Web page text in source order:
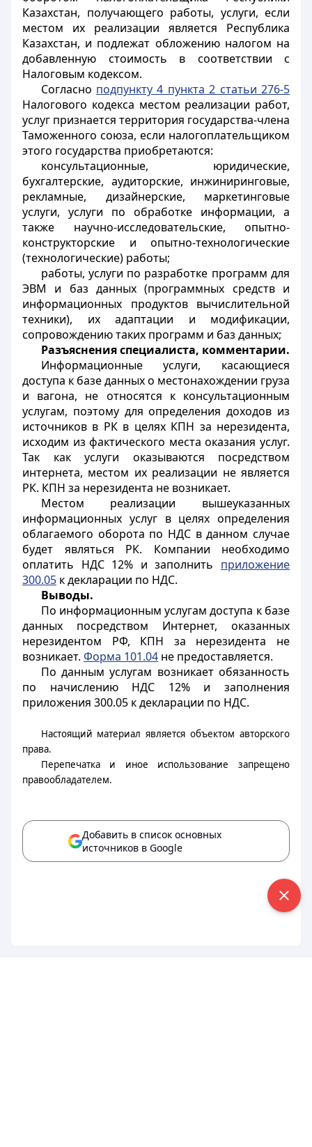
Казахстан, получающего работы, услуги, если
местом их реализации является Республика
Казахстан, и подлежат обложению налогом на
добавленную стоимость в соответствии с
Налоговым кодексом.
Согласно подпункту 4 пункта 2 статьи 276-5
Налогового кодекса местом реализации работ,
услуг признается территория государства-члена
Таможенного союза, если налогоплательщиком
этого государства приобретаются:
консультационные, юридические,
бухгалтерские, аудиторские, инжиниринговые,
рекламные, дизайнерские, маркетинговые
услуги, услуги по обработке информации, а
также научно-исследовательские, опытно-
конструкторские и опытно-технологические
(технологические) работы;
работы, услуги по разработке программ для
ЭВМ и баз данных (программных средств и
информационных продуктов вычислительной
техники), их адаптации и модификации,
сопровождению таких программ и баз данных;
Разъяснения специалиста, комментарии.
Информационные услуги, касающиеся
доступа к базе данных о местонахождении груза
и вагона, не относятся к консультационным
услугам, поэтому для определения доходов из
источников в РК в целях КПН за нерезидента,
исходим из фактического места оказания услуг.
Так как услуги оказываются посредством
интернета, местом их реализации не является
РК. КПН за нерезидента не возникает.
Местом реализации вышеуказанных
информационных услуг в целях определения
облагаемого оборота по НДС в данном случае
будет являться РК. Компании необходимо
оплатить НДС 12% и заполнить приложение
300.05 к декларации по НДС.
Выводы.
По информационным услугам доступа к базе
данных посредством Интернет, оказанных
нерезидентом РФ, КПН за нерезидента не
возникает. Форма 101.04 не предоставляется.
По данным услугам возникает обязанность
по начислению НДС 12% и заполнения
приложения 300.05 к декларации по НДС.
Настоящий материал является объектом авторского
права.
Перепечатка и иное использование запрещено
правообладателем.
Добавить в список основных
источников в Google